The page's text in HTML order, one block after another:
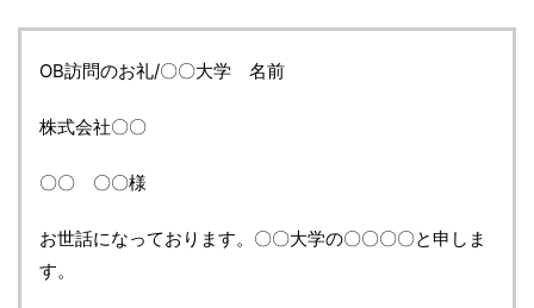
OB訪問のお礼/〇〇大学 名前
株式会社〇〇
〇〇 〇〇様
お世話になっております。〇〇大学の〇〇〇〇と申しま
す。